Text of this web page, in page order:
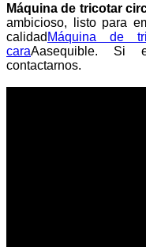
Máquina de tricotar
ambicioso, listo para
calidad Máquina de
caraAasequible. Si
contactarnos.